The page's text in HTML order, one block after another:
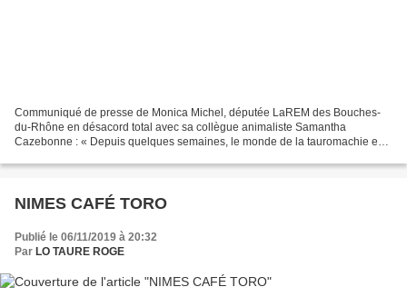
Communiqué de presse de Monica Michel, députée LaREM des Bouches-
du-Rhône en désacord total avec sa collègue animaliste Samantha
Cazebonne : « Depuis quelques semaines, le monde de la tauromachie est
NIMES CAFÉ TORO
Publié le 06/11/2019 à 20:32
Par LO TAURE ROGE